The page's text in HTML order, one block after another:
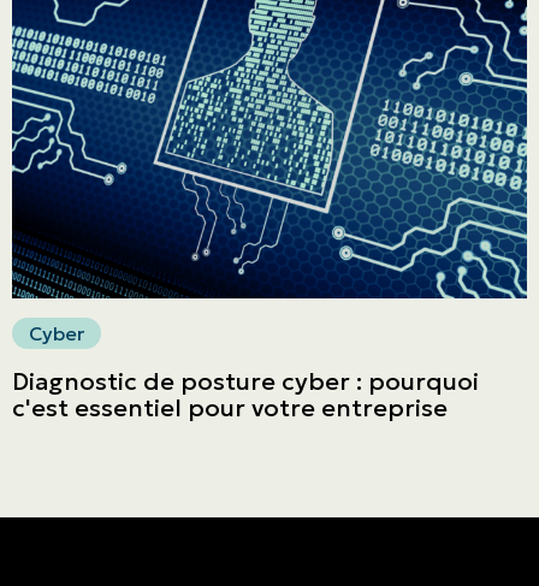
Cyber
Diagnostic de posture cyber : pourquoi
c'est essentiel pour votre entreprise